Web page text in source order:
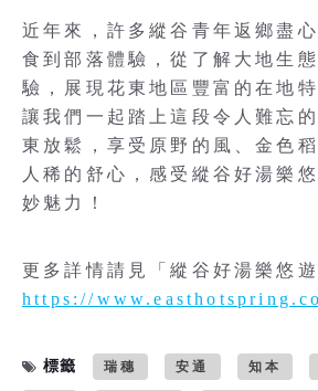
近年來，許多縱谷青年返鄉盡
食到部落體驗，從了解大地生
驗，展現花東地區豐富的在地
讓我們一起踏上這段令人難忘
東放鬆，享受原野的風、金色
人稀的舒心，感受縱谷好湯樂
妙魅力！
更多詳情請見「縱谷好湯樂悠
https://
標籤 瑞穗 安通 知本